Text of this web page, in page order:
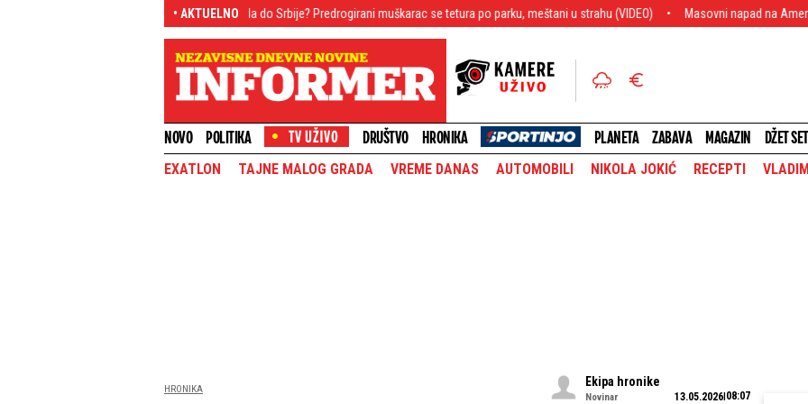
• AKTUELNO
"Zombi droga" stigla do Srbije? Predrogirani muškarac se tetura po parku, meštani u strahu (VIDEO) Masovni napad na Ameriku: Haos u
NOVO POLITIKA DRUŠTVO HRONIKA PLANETA ZABAVA MAGAZIN DŽET SET
EXATLON TAJNE MALOG GRADA VREME DANAS AUTOMOBILI NIKOLA JOKIĆ RECEPTI
HRONIKA
Ekipa hronike
Novinar 13.05.2026 08:07